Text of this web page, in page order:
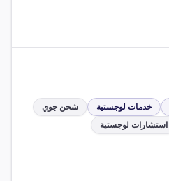
خدمات لوجستية
شحن جوي
استشارات لوجستية